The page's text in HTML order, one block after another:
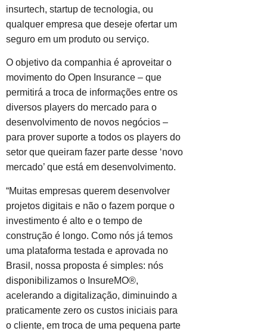
insurtech, startup de tecnologia, ou
qualquer empresa que deseje ofertar um
seguro em um produto ou serviço.
O objetivo da companhia é aproveitar o
movimento do Open Insurance – que
permitirá a troca de informações entre os
diversos players do mercado para o
desenvolvimento de novos negócios –
para prover suporte a todos os players do
setor que queiram fazer parte desse ‘novo
mercado’ que está em desenvolvimento.
“Muitas empresas querem desenvolver
projetos digitais e não o fazem porque o
investimento é alto e o tempo de
construção é longo. Como nós já temos
uma plataforma testada e aprovada no
Brasil, nossa proposta é simples: nós
disponibilizamos o InsureMO®,
acelerando a digitalização, diminuindo a
praticamente zero os custos iniciais para
o cliente, em troca de uma pequena parte